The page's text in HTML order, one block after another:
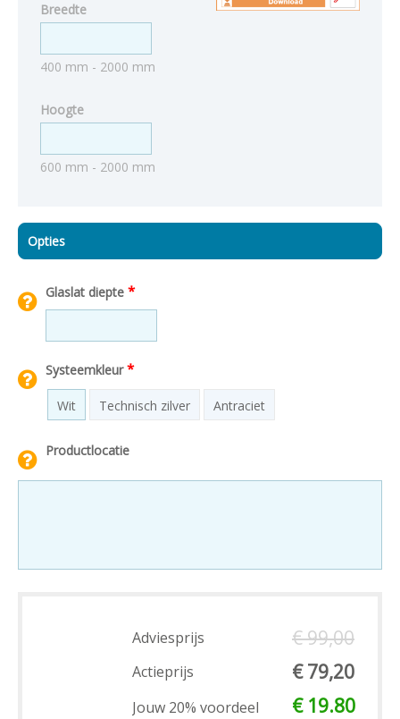
Breedte
400 mm - 2000 mm
Hoogte
600 mm - 2000 mm
Opties
Glaslat diepte *
Systeemkleur*
Wit Technisch zilver Antraciet
Productlocatie
Adviesprijs € 99,00
Actieprijs € 79,20
Jouw 20% voordeel € 19.80